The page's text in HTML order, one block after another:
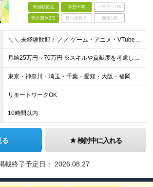
未経験歓迎 学歴不問 ベテランOK
完全週休2日 賞与複数月 面接1回
＼＼ 未経験歓迎！ ／／ ゲーム・アニメ・VTuberが好き クリエイティブに挑戦してみたい そんな気持ちがあれば大歓迎です！ 「この仕事、気になる！」それだけでOK。 チャレンジする一歩目を応援し
月給25万円～70万円 ※スキルや貢献度を考慮して決定します。 ※試用期間中は、契約社員（月給は20万円～＋交通費）となります。 ◆インセンティブ・臨時ボーナス制度あり ◆昇給査定あり
東京・神奈川・埼玉・千葉・愛知・大阪・福岡のプロジェクト先 ◎事前相談のうえ、自宅から通いやすい勤務地へ配属します。 ◎転居を伴う転勤はありません ＜本社＞ 東京都目黒区大橋2丁目24-1 ハイネス
リモートワークOK
10時間以内
る 検討中に入れる
載終了予定日： 2026.08.27